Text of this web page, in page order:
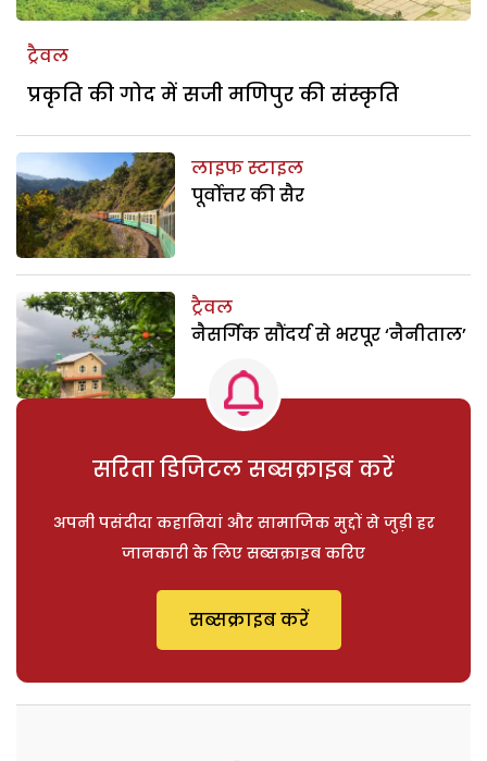
ट्रैवल
प्रकृति की गोद में सजी मणिपुर की संस्कृति
लाइफ स्टाइल
पूर्वोत्तर की सैर
ट्रैवल
नैसर्गिक सौंदर्य से भरपूर ‘नैनीताल’
सरिता डिजिटल सब्सक्राइब करें
अपनी पसंदीदा कहानियां और सामाजिक मुद्दों से जुड़ी हर
जानकारी के लिए सब्सक्राइब करिए
सब्सक्राइब करें